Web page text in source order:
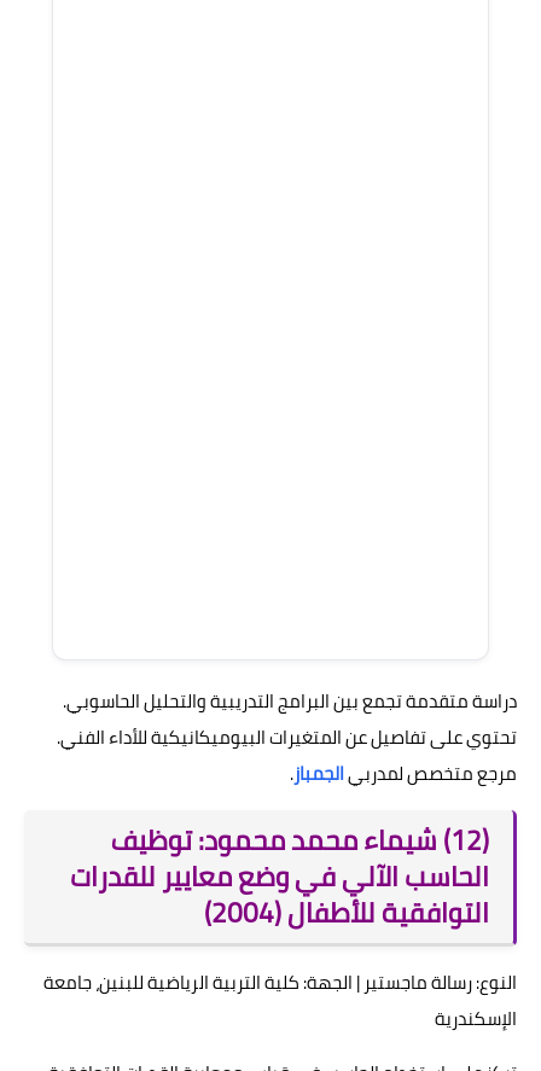
دراسة متقدمة تجمع بين البرامج التدريبية والتحليل الحاسوبي.
تحتوي على تفاصيل عن المتغيرات البيوميكانيكية للأداء الفني.
مرجع متخصص لمدربيالجمباز.
(12) شيماء محمد محمود: توظيف
الحاسب الآلي في وضع معايير للقدرات
التوافقية للأطفال (2004)
النوع: رسالة ماجستير | الجهة: كلية التربية الرياضية للبنين، جامعة
الإسكندرية